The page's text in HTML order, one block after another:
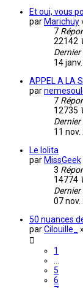
Et oui, vous
par Marichuy
7
22142
14
APPEL A LA
par
7
12735
11
Le lolita
par MissGeek
3
14774
07 nov.
50 nuances
parCilouille_ »
1
5
6